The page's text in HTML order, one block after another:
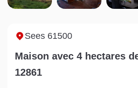
Sarthe pour booster sa
Sees 61500
Maison avec 4 hectares
12861